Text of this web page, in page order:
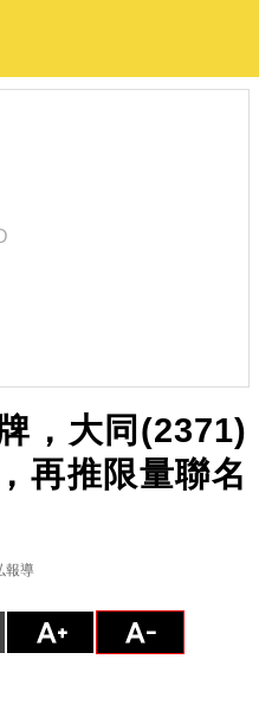
，大同(2371)
再推限量聯名
報導